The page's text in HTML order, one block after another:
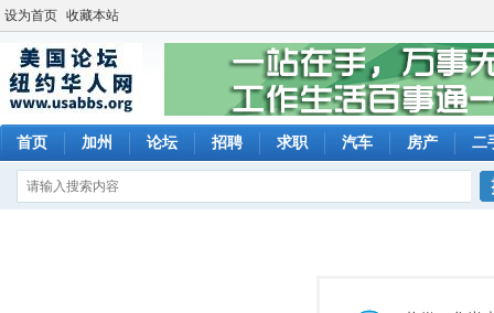
设为首页 收藏本站
首页 加州 论坛 招聘 求职 汽车 房产 二